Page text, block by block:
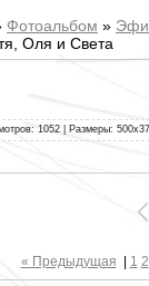
Фотоальбом »
Оля и Света
1052 | Размеры:
« Предыдущая 1 2